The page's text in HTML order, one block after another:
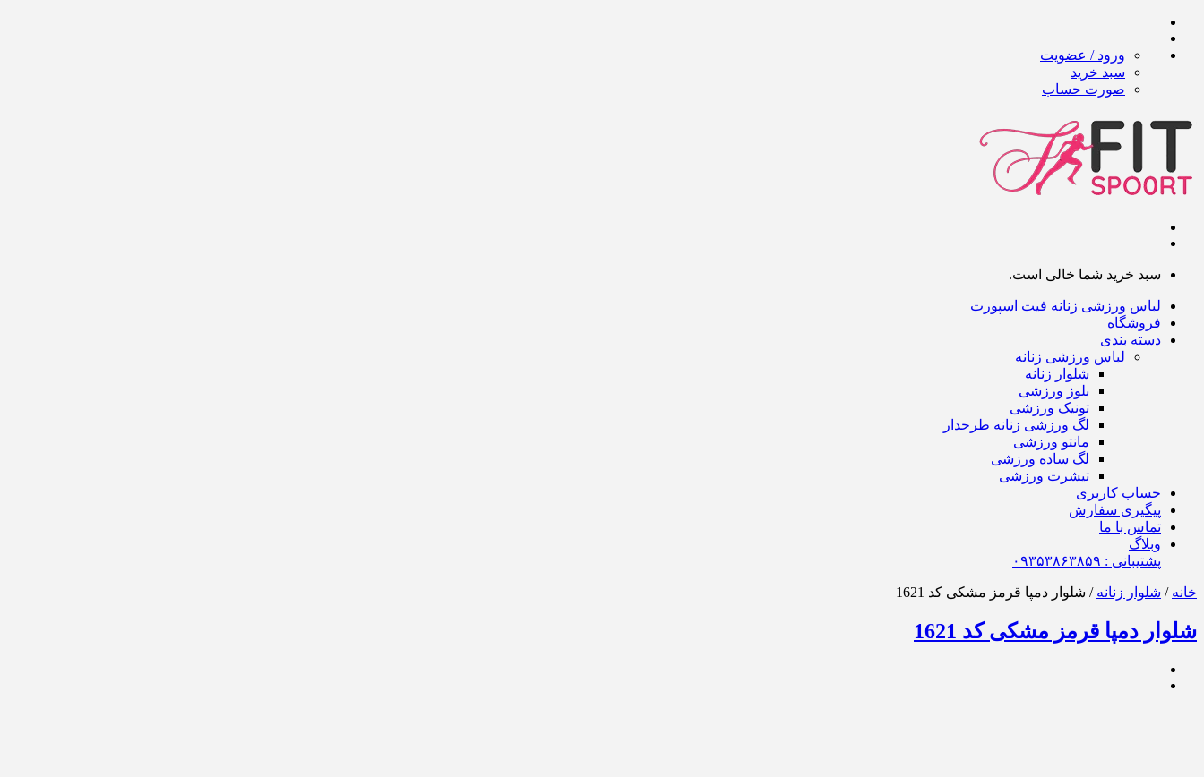
ورود / عضویت
سبد خرید
صورت حساب
سبد خرید شما خالی است.
لباس ورزشی زنانه فیت اسپورت
فروشگاه
دسته بندی
لباس ورزشی زنانه
شلوار زنانه
بلوز ورزشی
تونیک ورزشی
لگ ورزشی زنانه طرحدار
مانتو ورزشی
لگ ساده ورزشی
تیشرت ورزشی
حساب کاربری
پیگیری سفارش
تماس با ما
وبلاگ
پشتیبانی : ٠٩٣۵٣٨۶٣٨۵٩
خانه / شلوار زنانه / شلوار دمپا قرمز مشکی کد 1621
شلوار دمپا قرمز مشکی کد 1621